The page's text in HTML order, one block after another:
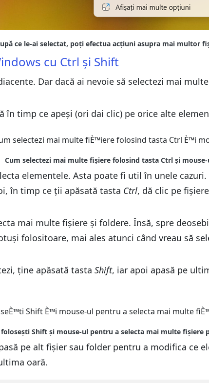
cu Ctrl și Shift
Dar dacă ai nevoie să selectezi mai
în timp ce apeși (ori dai clic) pe orice alte
elementele. Asta poate fi util în unele
în timp ce ții apăsată tasta Ctrl, dă clic pe
mai multe fișiere și foldere. Însă, spre
folositoare, mai ales atunci când vreau să
ține apăsată tasta Shift, iar apoi apasă pe
pe alt fișier sau folder pentru a modifica ce
oară.